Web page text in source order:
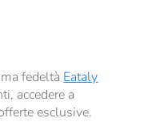
di consenso prestato ai
fedeltà Eataly
accedere a
esclusive.